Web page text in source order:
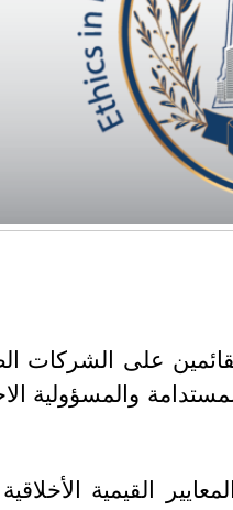
على الشركات
والمسؤولية
القيمية